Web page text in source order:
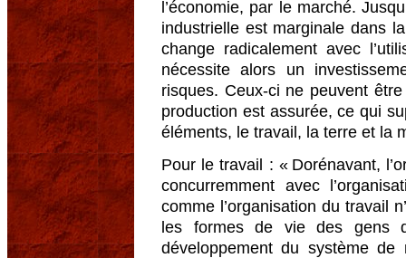
l’économie, par le marché.
industrielle est marginale dans
change radicalement avec
nécessite alors un
risques. Ceux-ci ne peuvent
production est assurée, ce qui
éléments, le travail, la terre et la
Pour le travail : « Dorénavant,
concurremment avec
comme l’organisation du travail
les formes de vie des gens
développement du système de